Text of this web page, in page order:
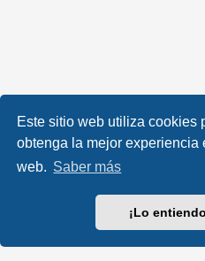
Este sitio web utiliza cookies
obtenga la mejor experiencia
web. Saber más
¡Lo